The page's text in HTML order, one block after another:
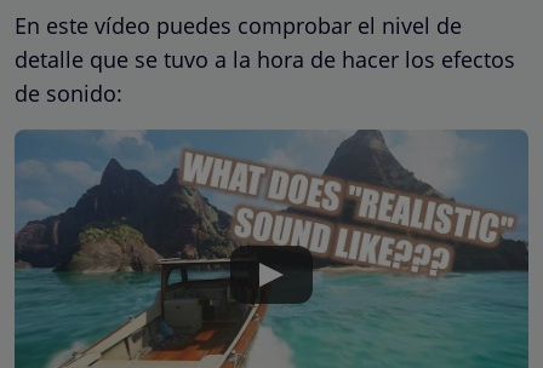
En este vídeo puedes comprobar el nivel de
detalle que se tuvo a la hora de hacer los efectos
de sonido: